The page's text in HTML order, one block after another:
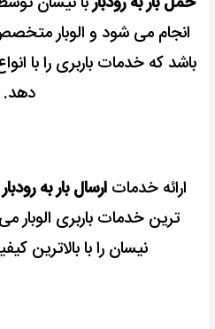
انجام می شود و الوبار
باشد که خدمات باربری را با
دهد.
ارائه خدماتارسال بار به رودبار
ترين خدمات باربری الوبار
نیسان را با بالاترین